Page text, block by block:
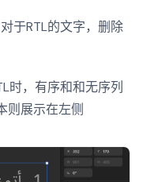
于RTL的文字，删除
时，有序和和无序列
则展示在左侧